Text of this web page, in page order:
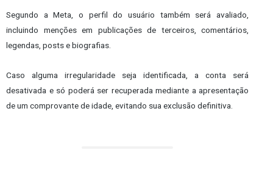
Segundo a Meta, o perfil do usuário também será avaliado,
incluindo menções em publicações de terceiros, comentários,
legendas, posts e biografias.
Caso alguma irregularidade seja identificada, a conta será
desativada e só poderá ser recuperada mediante a apresentação
de um comprovante de idade, evitando sua exclusão definitiva.